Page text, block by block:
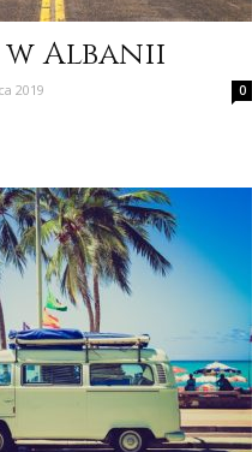
w Albanii
2019 0